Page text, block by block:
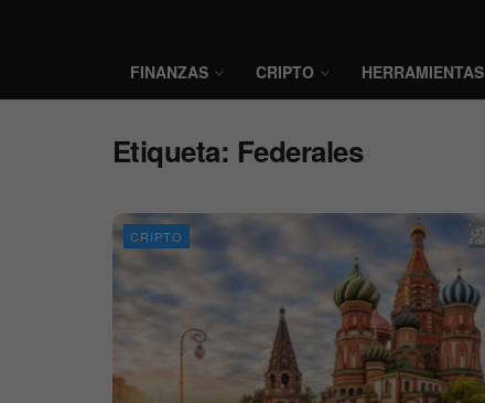
FINANZAS CRIPTO HERRAMIENTAS
Etiqueta: Federales
CRIPTO